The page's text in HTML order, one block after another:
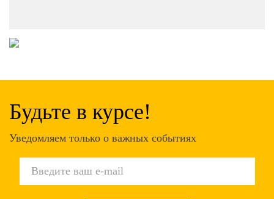
Будьте в курсе!
Уведомляем только о важных событиях